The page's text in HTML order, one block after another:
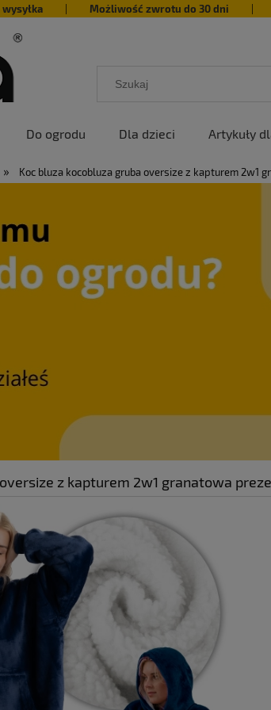
Możliwość zwrotu do 30 dni
Do ogrodu Dla dzieci Artykuły
» Koc bluza kocobluza gruba oversize z kapturem 2w1
z kapturem 2w1 granatowa